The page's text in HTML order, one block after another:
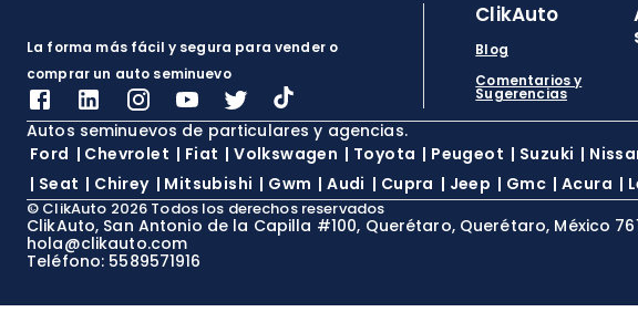
La forma más fácil y segura para vender o
comprar un auto seminuevo
ClikAuto
Blog
Comentarios y
Sugerencias
Autos seminuevos de particulares y agencias.
Ford | Chevrolet | Fiat |Volkswagen | Toyota | Peugeot | Suzuki |
| Seat | Chirey | Mitsubishi | Gwm |Audi | Cupra | Jeep | Gmc | Acura |
© ClikAuto 2026 Todos los derechos reservados
ClikAuto, San Antonio de la Capilla #100, Querétaro, Querétaro, México
hola@clikauto.com
Teléfono: 5589571916